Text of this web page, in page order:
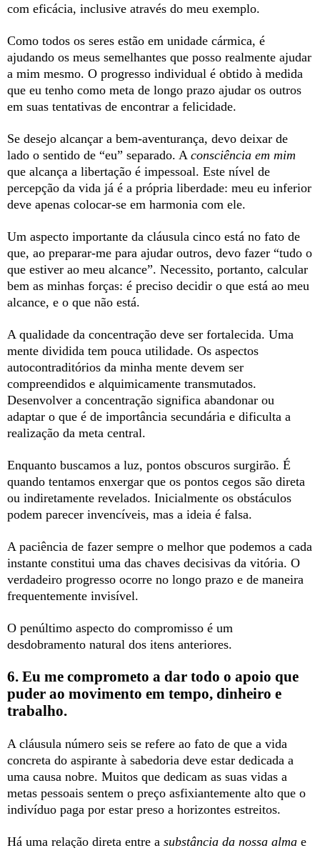
com eficácia, inclusive através do meu exemplo.
Como todos os seres estão em unidade cármica, é
ajudando os meus semelhantes que posso realmente ajudar
a mim mesmo. O progresso individual é obtido à medida
que eu tenho como meta de longo prazo ajudar os outros
em suas tentativas de encontrar a felicidade.
Se desejo alcançar a bem-aventurança, devo deixar de
lado o sentido de “eu” separado. A consciência em mim
que alcança a libertação é impessoal. Este nível de
percepção da vida já é a própria liberdade: meu eu inferior
deve apenas colocar-se em harmonia com ele.
Um aspecto importante da cláusula cinco está no fato de
que, ao preparar-me para ajudar outros, devo fazer “tudo o
que estiver ao meu alcance”. Necessito, portanto, calcular
bem as minhas forças: é preciso decidir o que está ao meu
alcance, e o que não está.
A qualidade da concentração deve ser fortalecida. Uma
mente dividida tem pouca utilidade. Os aspectos
autocontraditórios da minha mente devem ser
compreendidos e alquimicamente transmutados.
Desenvolver a concentração significa abandonar ou
adaptar o que é de importância secundária e dificulta a
realização da meta central.
Enquanto buscamos a luz, pontos obscuros surgirão. É
quando tentamos enxergar que os pontos cegos são direta
ou indiretamente revelados. Inicialmente os obstáculos
podem parecer invencíveis, mas a ideia é falsa.
A paciência de fazer sempre o melhor que podemos a cada
instante constitui uma das chaves decisivas da vitória. O
verdadeiro progresso ocorre no longo prazo e de maneira
frequentemente invisível.
O penúltimo aspecto do compromisso é um
desdobramento natural dos itens anteriores.
6. Eu me comprometo a dar todo o apoio que
puder ao movimento em tempo, dinheiro e
trabalho.
A cláusula número seis se refere ao fato de que a vida
concreta do aspirante à sabedoria deve estar dedicada a
uma causa nobre. Muitos que dedicam as suas vidas a
metas pessoais sentem o preço asfixiantemente alto que o
indivíduo paga por estar preso a horizontes estreitos.
Há uma relação direta entre a substância da nossa alma e